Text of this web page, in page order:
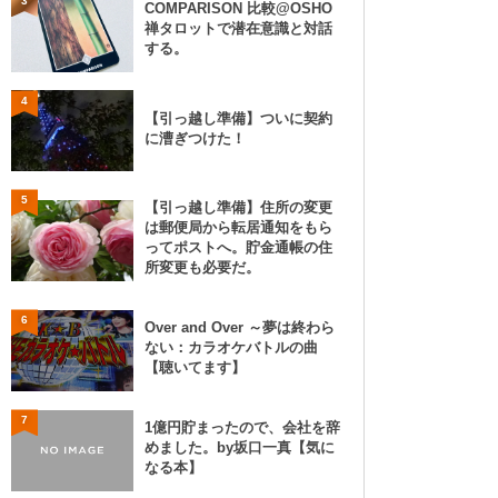
COMPARISON 比較@OSHO
禅タロットで潜在意識と対話
する。
4
【引っ越し準備】ついに契約
に漕ぎつけた！
5
【引っ越し準備】住所の変更
は郵便局から転居通知をもら
ってポストへ。貯金通帳の住
所変更も必要だ。
6
Over and Over ～夢は終わら
ない：カラオケバトルの曲
【聴いてます】
7
1億円貯まったので、会社を辞
めました。by坂口一真【気に
なる本】